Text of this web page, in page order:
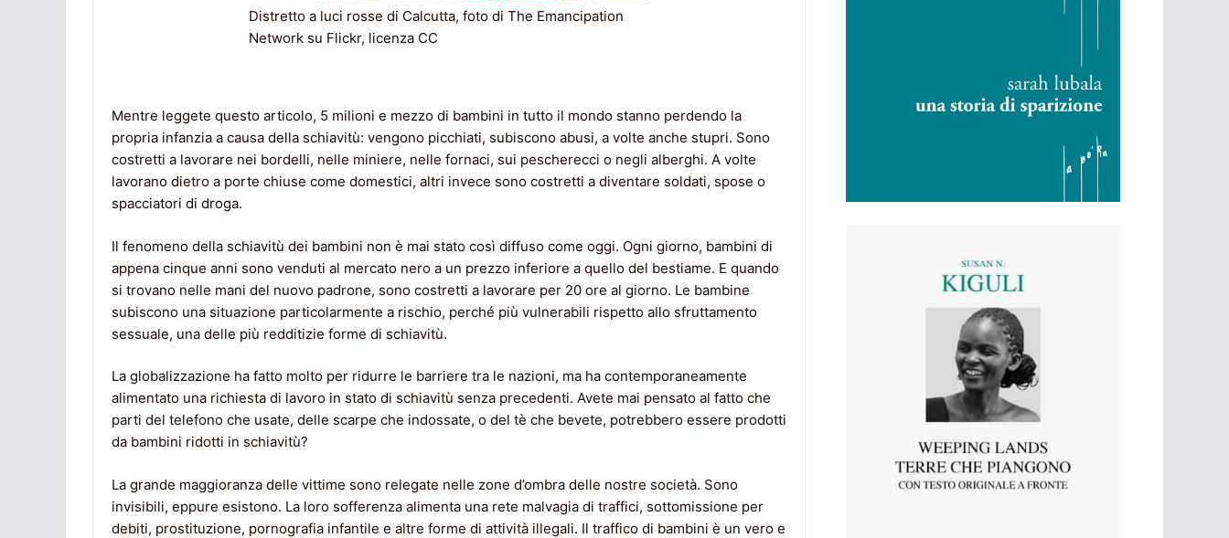
Distretto a luci rosse di Calcutta, foto di The Emancipation
Network su Flickr, licenza CC
Mentre leggete questo articolo, 5 milioni e mezzo di bambini in tutto il mondo stanno perdendo la
propria infanzia a causa della schiavitù: vengono picchiati, subiscono abusi, a volte anche stupri. Sono
costretti a lavorare nei bordelli, nelle miniere, nelle fornaci, sui pescherecci o negli alberghi. A volte
lavorano dietro a porte chiuse come domestici, altri invece sono costretti a diventare soldati, spose o
spacciatori di droga.
Il fenomeno della schiavitù dei bambini non è mai stato così diffuso come oggi. Ogni giorno, bambini di
appena cinque anni sono venduti al mercato nero a un prezzo inferiore a quello del bestiame. E quando
si trovano nelle mani del nuovo padrone, sono costretti a lavorare per 20 ore al giorno. Le bambine
subiscono una situazione particolarmente a rischio, perché più vulnerabili rispetto allo sfruttamento
sessuale, una delle più redditizie forme di schiavitù.
La globalizzazione ha fatto molto per ridurre le barriere tra le nazioni, ma ha contemporaneamente
alimentato una richiesta di lavoro in stato di schiavitù senza precedenti. Avete mai pensato al fatto che
parti del telefono che usate, delle scarpe che indossate, o del tè che bevete, potrebbero essere prodotti
da bambini ridotti in schiavitù?
La grande maggioranza delle vittime sono relegate nelle zone d’ombra delle nostre società. Sono
invisibili, eppure esistono. La loro sofferenza alimenta una rete malvagia di traffici, sottomissione per
debiti, prostituzione, pornografia infantile e altre forme di attività illegali. Il traffico di bambini è un vero e